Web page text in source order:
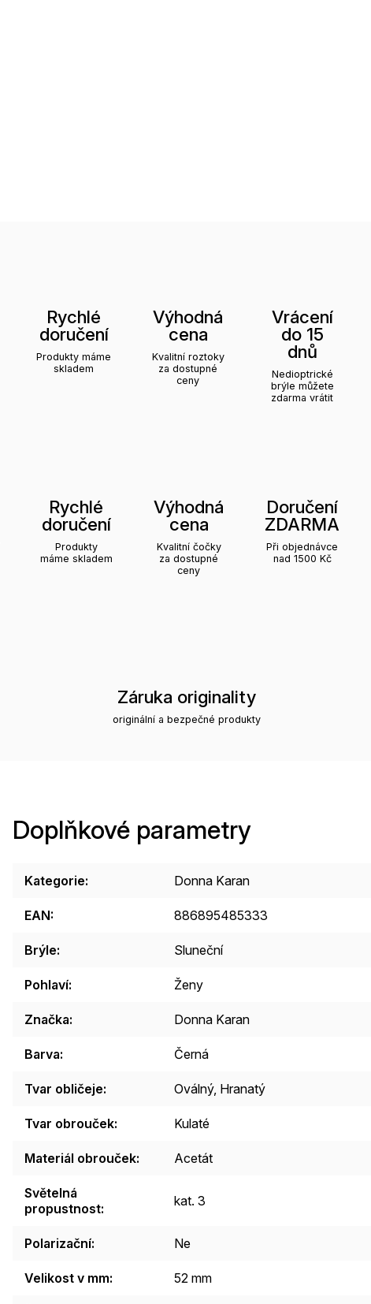
Rychlé
doručení
Produkty máme
skladem
Výhodná
cena
Kvalitní roztoky
za dostupné
ceny
Vrácení
do 15
dnů
Nedioptrické
brýle můžete
zdarma vrátit
Rychlé
doručení
Produkty
máme skladem
Výhodná
cena
Kvalitní čočky
za dostupné
ceny
Doručení
ZDARMA
Při objednávce
nad 1500 Kč
Záruka originality
originální a bezpečné produkty
Doplňkové parametry
Kategorie: Donna Karan
EAN: 886895485333
Brýle: Sluneční
Pohlaví: Ženy
Značka: Donna Karan
Barva: Černá
Tvar obličeje: Oválný, Hranatý
Tvar obrouček: Kulaté
Materiál obrouček: Acetát
Světelná
propustnost: kat. 3
Polarizační: Ne
Velikost v mm: 52 mm